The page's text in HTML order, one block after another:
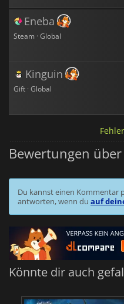
Eneba
Steam · Global
Kinguin
Gift · Global
Bewertungen über
Du kannst einen Kommentar
antworten, wenn du auf
Könnte dir auch